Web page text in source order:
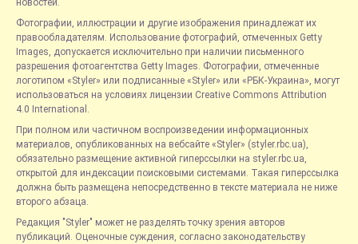
новостей.
Фотографии, иллюстрации и другие изображения принадлежат их
правообладателям. Использование фотографий, отмеченных Getty
Images, допускается исключительно при наличии письменного
разрешения фотоагентства Getty Images. Фотографии, отмеченные
логотипом «Styler» или подписанные «Styler» или «РБК-Украина», могут
использоваться на условиях лицензии Creative Commons Attribution
4.0 International.
При полном или частичном воспроизведении информационных
материалов, опубликованных на вебсайте «Styler» (styler.rbc.ua),
обязательно размещение активной гиперссылки на styler.rbc.ua,
открытой для индексации поисковыми системами. Такая гиперссылка
должна быть размещена непосредственно в тексте материала не ниже
второго абзаца.
Редакция "Styler" может не разделять точку зрения авторов
публикаций. Оценочные суждения, согласно законодательству